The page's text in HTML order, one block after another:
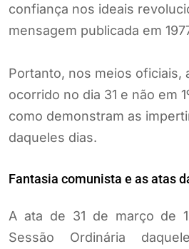
confiança nos ideais
mensagem publicada em
Portanto, nos meios oficiais,
ocorrido no dia 31 e não em
como demonstram as
daqueles dias.
Fantasia comunista e as atas
A ata de 31 de março de
Sessão Ordinária